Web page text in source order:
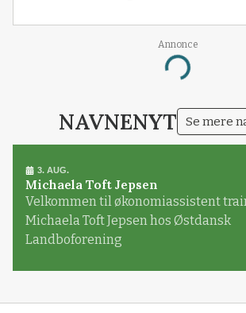
Annonce
Loading...
NAVNENYT Se mere
3. AUG.
Michaela Toft Jepsen
Velkommen til økonomiassistent
Michaela Toft Jepsen hos Østdansk
Landboforening